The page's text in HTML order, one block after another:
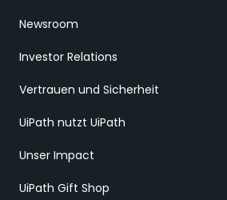
Newsroom
Investor Relations
Vertrauen und Sicherheit
UiPath nutzt UiPath
Unser Impact
UiPath Gift Shop